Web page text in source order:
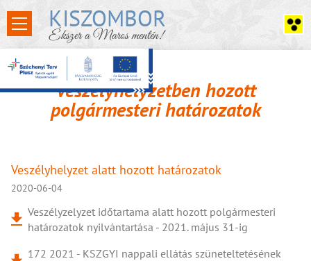
KISZOMBOR
Ékszer a Maros mentén!
Veszélyhelyzetben hozott
polgármesteri határozatok
Veszélyhelyzet alatt hozott határozatok
2020-06-04
Veszélyzelyzet időtartama alatt hozott polgármesteri
határozatok nyilvántartása - 2021. május 31-ig
172 2021 - KSZGYI nappali ellátás szüneteltetésének